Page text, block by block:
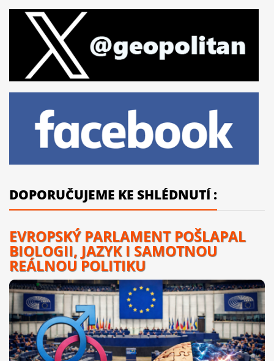
DOPORUČUJEME KE SHLÉDNUTÍ :
EVROPSKÝ PARLAMENT POŠLAPAL
BIOLOGII, JAZYK I SAMOTNOU
REÁLNOU POLITIKU